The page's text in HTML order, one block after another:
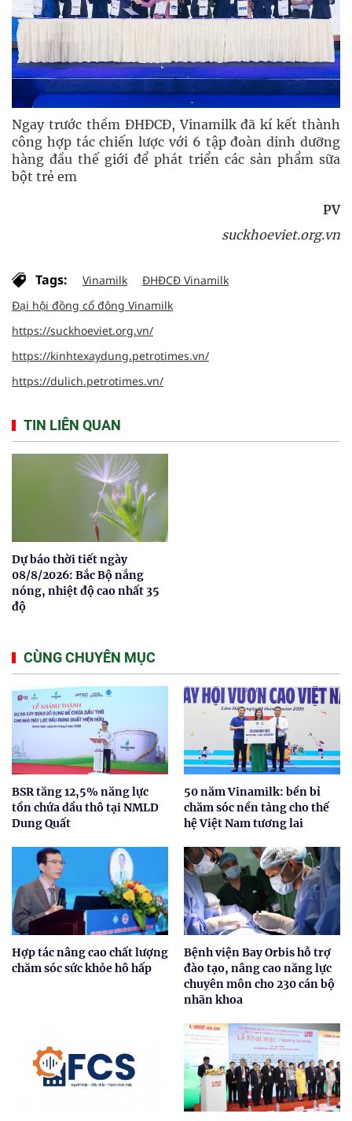
Ngay trước thềm ĐHĐCĐ, Vinamilk đã kí kết thành
công hợp tác chiến lược với 6 tập đoàn dinh dưỡng
hàng đầu thế giới để phát triển các sản phẩm sữa
bột trẻ em
PV
suckhoeviet.org.vn
Tags: Vinamilk
ĐHĐCĐ Vinamilk
Đại hội đồng cổ đông Vinamilk
https://suckhoeviet.org.vn/
https://kinhtexaydung.petrotimes.vn/
https://dulich.petrotimes.vn/
TIN LIÊN QUAN
Dự báo thời tiết ngày
08/8/2026: Bắc Bộ nắng
nóng, nhiệt độ cao nhất 35
độ
CÙNG CHUYÊN MỤC
BSR tăng 12,5% năng lực
tồn chứa dầu thô tại NMLD
Dung Quất
50 năm Vinamilk: bền bỉ
chăm sóc nền tảng cho thế
hệ Việt Nam tương lai
Hợp tác nâng cao chất lượng
chăm sóc sức khỏe hô hấp
Bệnh viện Bay Orbis hỗ trợ
đào tạo, nâng cao năng lực
chuyên môn cho 230 cán bộ
nhãn khoa